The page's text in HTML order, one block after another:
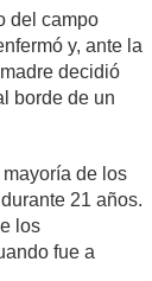
del campo
y, ante la
decidió
borde de un
de los
21 años.
los
fue a